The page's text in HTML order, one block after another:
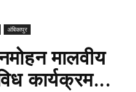
अंबिकापुर
मालवीय
कार्यक्रम...